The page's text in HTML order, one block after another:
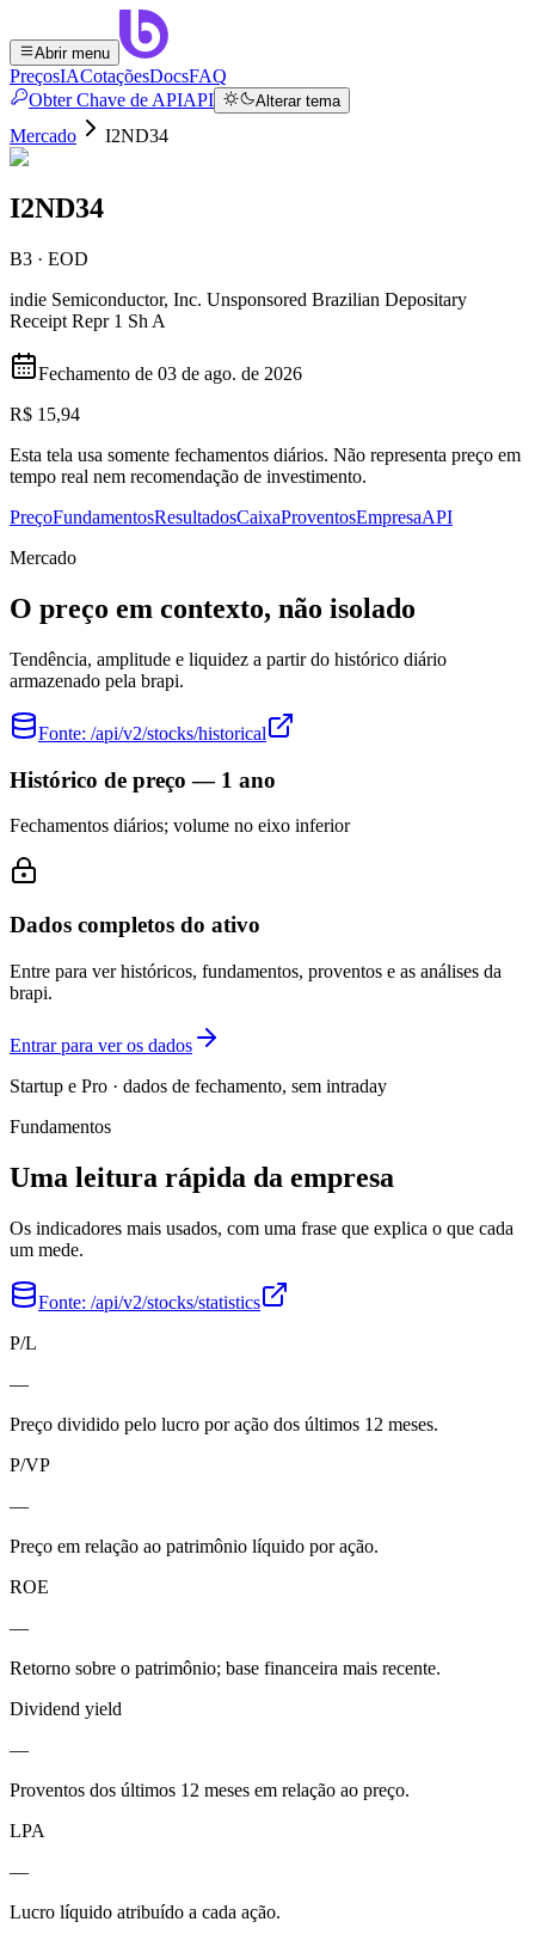
Abrir menu
PreçosIACotaçõesDocsFAQ
Obter Chave de APIAPI Alterar tema
Mercado I2ND34
I2ND34
B3 · EOD
indie Semiconductor, Inc. Unsponsored Brazilian Depositary
Receipt Repr 1 Sh A
Fechamento de 03 de ago. de 2026
R$ 15,94
Esta tela usa somente fechamentos diários. Não representa preço em
tempo real nem recomendação de investimento.
PreçoFundamentosResultadosCaixaProventosEmpresaAPI
Mercado
O preço em contexto, não isolado
Tendência, amplitude e liquidez a partir do histórico diário
armazenado pela brapi.
Fonte: /api/v2/stocks/historical
Histórico de preço — 1 ano
Fechamentos diários; volume no eixo inferior
Dados completos do ativo
Entre para ver históricos, fundamentos, proventos e as análises da
brapi.
Entrar para ver os dados
Startup e Pro · dados de fechamento, sem intraday
Fundamentos
Uma leitura rápida da empresa
Os indicadores mais usados, com uma frase que explica o que cada
um mede.
Fonte: /api/v2/stocks/statistics
P/L
—
Preço dividido pelo lucro por ação dos últimos 12 meses.
P/VP
—
Preço em relação ao patrimônio líquido por ação.
ROE
—
Retorno sobre o patrimônio; base financeira mais recente.
Dividend yield
—
Proventos dos últimos 12 meses em relação ao preço.
LPA
—
Lucro líquido atribuído a cada ação.